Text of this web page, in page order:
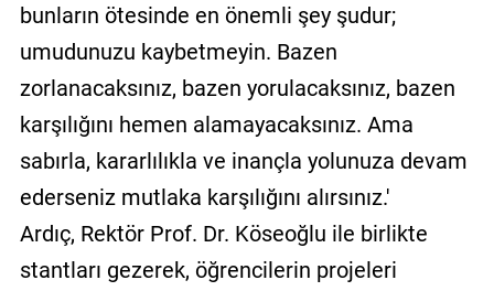
bunların ötesinde en önemli şey şudur;
umudunuzu kaybetmeyin. Bazen
zorlanacaksınız, bazen yorulacaksınız, bazen
karşılığını hemen alamayacaksınız. Ama
sabırla, kararlılıkla ve inançla yolunuza devam
ederseniz mutlaka karşılığını alırsınız.'
Ardıç, Rektör Prof. Dr. Köseoğlu ile birlikte
stantları gezerek, öğrencilerin projeleri